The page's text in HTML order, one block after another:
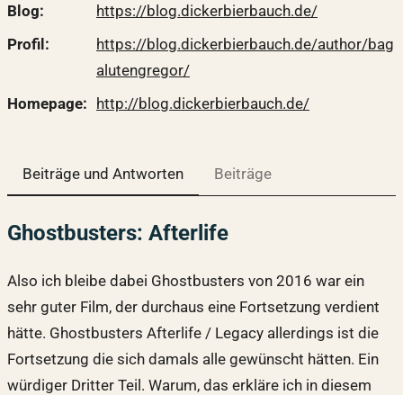
Blog https://blog.dickerbierbauch.de/
Profil
https://blog.dickerbierbauch.de/author/bag
alutengregor/
Homepage
http://blog.dickerbierbauch.de/
Beiträge und Antworten Beiträge
Ghostbusters: Afterlife
Also ich bleibe dabei Ghostbusters von 2016 war ein
sehr guter Film, der durchaus eine Fortsetzung verdient
hätte. Ghostbusters Afterlife / Legacy allerdings ist die
Fortsetzung die sich damals alle gewünscht hätten. Ein
würdiger Dritter Teil. Warum, das erkläre ich in diesem